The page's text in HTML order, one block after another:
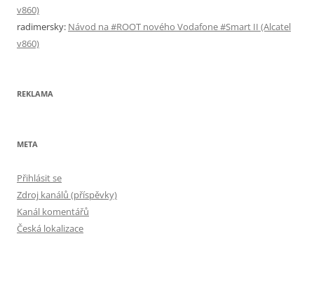
v860)
radimersky: Návod na #ROOT nového Vodafone #Smart II (Alcatel
v860)
REKLAMA
META
Přihlásit se
Zdroj kanálů (příspěvky)
Kanál komentářů
Česká lokalizace